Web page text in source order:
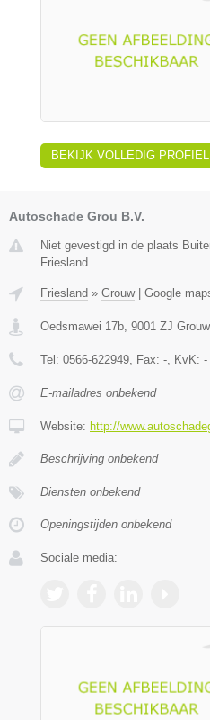
BEKIJK VOLLEDIG PROFIEL
Autoschade Grou B.V.
Niet gevestigd in de plaats
Friesland.
Friesland » Grouw| Google
Oedsmawei 17b, 9001 ZJ Grouw
Tel: 0566-622949, Fax: -, KvK: -
E-mailadres onbekend
Website: http://
Beschrijving onbekend
Diensten onbekend
Openingstijden onbekend
Sociale media: